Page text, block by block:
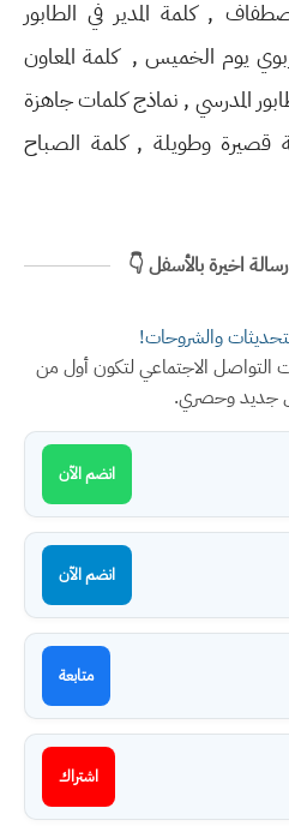
, كلمة المدير في الطابور
يوم الخميس , كلمة المعاون
المدرسي , نماذج كلمات جاهزة
وطويلة , كلمة الصباح
اخيرة بالأسفل 👇
والشروحات!
التواصل الاجتماعي لتكون أول من
جديد وحصري.
انضم الآن
انضم الآن
متابعة
اشتراك